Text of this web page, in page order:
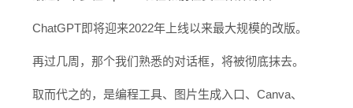
ChatGPT即将迎来2022年上线以来最大规模的改版。
再过几周，那个我们熟悉的对话框，将被彻底抹去。
取而代之的，是编程工具、图片生成入口、Canva、